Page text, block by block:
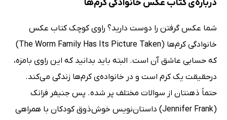
درباره‌ی کتاب عکس خانوادگی کرم‌ها
شما عکس گرفتن را دوست دارید؟ راوی کوچک کتاب عکس
خانوادگی کرم‌ها (The Worm Family Has Its Picture Taken)
که حسابی عاشق آن است. البته باید بدانید که این راوی بامزه،
درحقیقت یک کرم است و در خانواده‌ی کرم‌ها زندگی می‌کند.
حتماً ذهنتان از سوالات مختلف پر شده. پس جنیفر فرانک
(Jennifer Frank) داستان‌نویس خوش‌ذوق کودکان با همراهی